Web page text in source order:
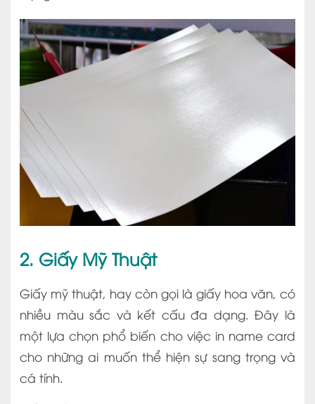
2. Giấy Mỹ Thuật
Giấy mỹ thuật, hay còn gọi là giấy hoa văn, có
nhiều màu sắc và kết cấu đa dạng. Đây là
một lựa chọn phổ biến cho việc in name card
cho những ai muốn thể hiện sự sang trọng và
cá tính.